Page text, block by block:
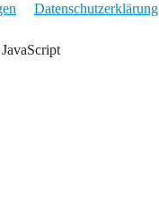
Datenschutzerklärung